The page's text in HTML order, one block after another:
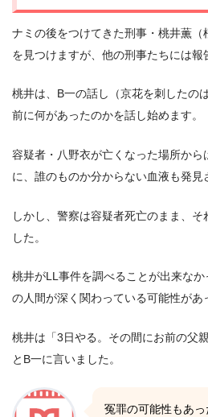
ナミの後をつけてきた刑事・桃井薫（
を見つけますが、他の刑事たちには報
桃井は、B一の話し（京花を刺したの
前に何があったのかを話し始めます。
容疑者・八野衣が亡くなった場所か
に、誰のものか分からない血液も発見
しかし、警察は容疑者死亡のまま、
した。
桃井がLL事件を調べることが出来な
の人間が深く関わっている可能性があ
桃井は「3日やる。その間にお前の父
とB一に言いました。
冤罪の可能性もあ